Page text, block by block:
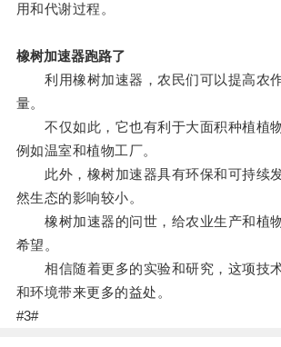
用和代谢过程。
橡树加速器跑路了
利用橡树加速器，农民们可以提高农
量。
不仅如此，它也有利于大面积种植植物
例如温室和植物工厂。
此外，橡树加速器具有环保和可持续
然生态的影响较小。
橡树加速器的问世，给农业生产和植
希望。
相信随着更多的实验和研究，这项技
和环境带来更多的益处。
#3#